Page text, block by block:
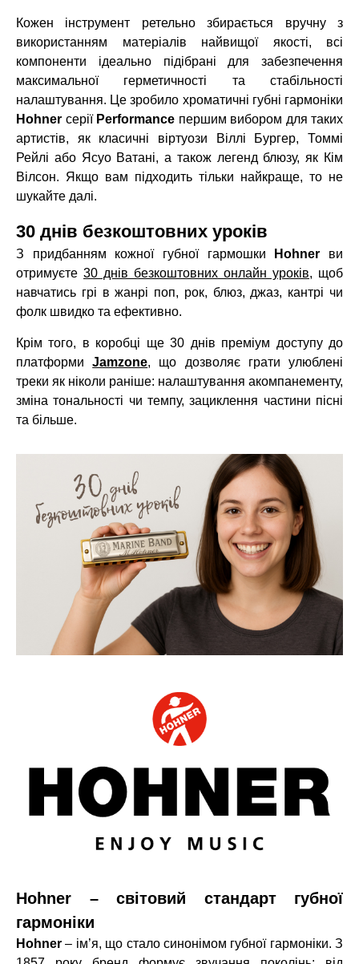
Кожен інструмент ретельно збирається вручну з
використанням матеріалів найвищої якості, всі
компоненти ідеально підібрані для забезпечення
максимальної герметичності та стабільності
налаштування. Це зробило хроматичні губні гармоніки
Hohner серії Performance першим вибором для таких
артистів, як класичні віртуози Віллі Бургер, Томмі
Рейлі або Ясуо Ватані, а також легенд блюзу, як Кім
Вілсон. Якщо вам підходить тільки найкраще, то не
шукайте далі.
30 днів безкоштовних уроків
З придбанням кожної губної гармошки Hohner ви
отримуєте 30 днів безкоштовних онлайн уроків, щоб
навчатись грі в жанрі поп, рок, блюз, джаз, кантрі чи
фолк швидко та ефективно.
Крім того, в коробці ще 30 днів преміум доступу до
платформиJamzone, що дозволяє грати улюблені
треки як ніколи раніше: налаштування акомпанементу,
зміна тональності чи темпу, зациклення частини пісні
та більше.
Hohner – світовий стандарт губної
гармоніки
Hohner– ім’я, що стало синонімом губної гармоніки. З